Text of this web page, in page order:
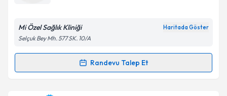
Kişisel verilerimin işlenmesine ilişkin
Metni'ni okudum ve kişisel verilerimin belirtilen
Mi Özel Sağlık Kliniği Haritada Göster
Selçuk Bey Mh. 577 SK. 10/A
Randevu Talep Et
Randevu Takvimi Talebi